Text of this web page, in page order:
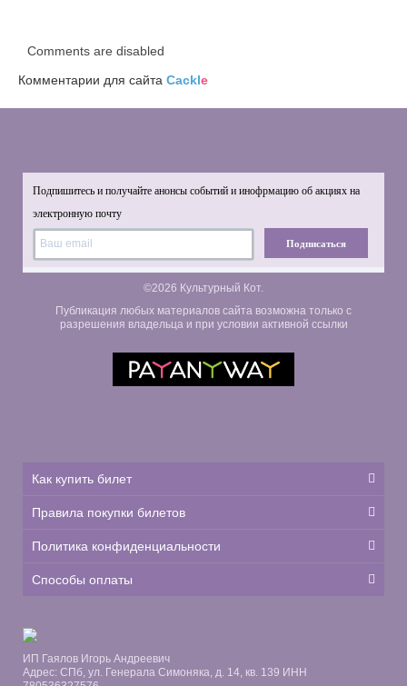
Comments are disabled
Комментарии для сайта Cackle
Подпишитесь и получайте анонсы событий и инофрмацию об акциях на
электронную почту
Подписаться
©2026 Культурный Кот.
Публикация любых материалов сайта возможна только с
разрешения владельца и при условии активной ссылки
Как купить билет
Правила покупки билетов
Политика конфиденциальности
Способы оплаты
ИП Гаялов Игорь Андреевич
Адрес: СПб, ул. Генерала Симоняка, д. 14, кв. 139 ИНН